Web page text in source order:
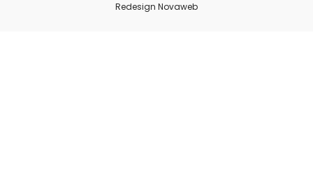
Redesign Novaweb